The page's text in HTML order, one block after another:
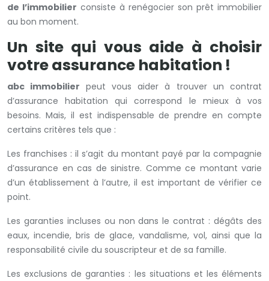
de l’immobilier consiste à renégocier son prêt immobilier
au bon moment.
Un site qui vous aide à choisir
votre assurance habitation !
abc immobilier peut vous aider à trouver un contrat
d’assurance habitation qui correspond le mieux à vos
besoins. Mais, il est indispensable de prendre en compte
certains critères tels que :
Les franchises : il s’agit du montant payé par la compagnie
d’assurance en cas de sinistre. Comme ce montant varie
d’un établissement à l’autre, il est important de vérifier ce
point.
Les garanties incluses ou non dans le contrat : dégâts des
eaux, incendie, bris de glace, vandalisme, vol, ainsi que la
responsabilité civile du souscripteur et de sa famille.
Les exclusions de garanties : les situations et les éléments